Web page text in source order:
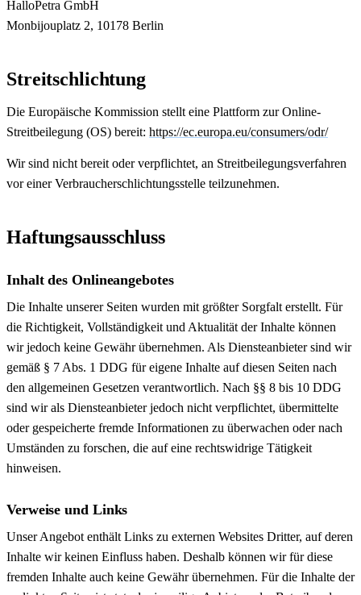
HalloPetra GmbH
Monbijouplatz 2, 10178 Berlin
Streitschlichtung
Die Europäische Kommission stellt eine Plattform zur Online-
Streitbeilegung (OS) bereit: https://ec.europa.eu/consumers/odr/
Wir sind nicht bereit oder verpflichtet, an Streitbeilegungsverfahren
vor einer Verbraucherschlichtungsstelle teilzunehmen.
Haftungsausschluss
Inhalt des Onlineangebotes
Die Inhalte unserer Seiten wurden mit größter Sorgfalt erstellt. Für
die Richtigkeit, Vollständigkeit und Aktualität der Inhalte können
wir jedoch keine Gewähr übernehmen. Als Diensteanbieter sind wir
gemäß § 7 Abs. 1 DDG für eigene Inhalte auf diesen Seiten nach
den allgemeinen Gesetzen verantwortlich. Nach §§ 8 bis 10 DDG
sind wir als Diensteanbieter jedoch nicht verpflichtet, übermittelte
oder gespeicherte fremde Informationen zu überwachen oder nach
Umständen zu forschen, die auf eine rechtswidrige Tätigkeit
hinweisen.
Verweise und Links
Unser Angebot enthält Links zu externen Websites Dritter, auf deren
Inhalte wir keinen Einfluss haben. Deshalb können wir für diese
fremden Inhalte auch keine Gewähr übernehmen. Für die Inhalte der